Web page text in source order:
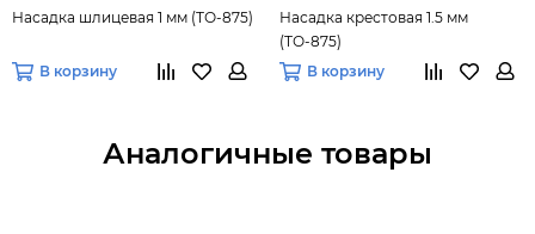
Насадка шлицевая 1 мм (ТО-875)
В корзину
Насадка крестовая 1.5 мм
(ТО-875)
В корзину
Аналогичные товары